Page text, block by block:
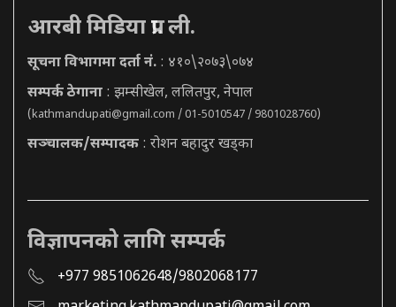
आरबी मिडिया प्रा. ली.
सूचना विभागमा दर्ता नं. : ४१०\२०७३\०७४
सम्पर्क ठेगाना : झम्सीखेल, ललितपुर, नेपाल
(kathmandupati@gmail.com / 01-5010547 / 9801028760)
सञ्चालक/सम्पादक : रोशन बहादुर खड्का
विज्ञापनको लागि सम्पर्क
+977 9851062648/9802068177